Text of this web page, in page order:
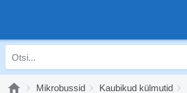
Mikrobussid Kaubikud külmutid